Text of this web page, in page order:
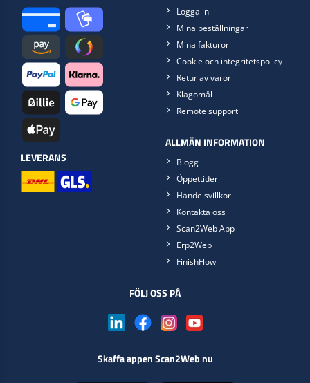
LEVERANS
Logga in
Mina beställningar
Mina fakturor
Cookie och integritetspolicy
Retur av varor
Klagomål
Remote support
ALLMÄN INFORMATION
Blogg
Öppettider
Handelsvillkor
Kontakta oss
Scan2Web App
Erp2Web
FinishFlow
FÖLJ OSS PÅ
Skaffa appen Scan2Web nu